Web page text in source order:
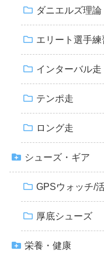
ダニエルズ理論
エリート選手練
インターバル走
テンポ走
ロング走
シューズ・ギア
GPSウォッチ/
厚底シューズ
栄養・健康